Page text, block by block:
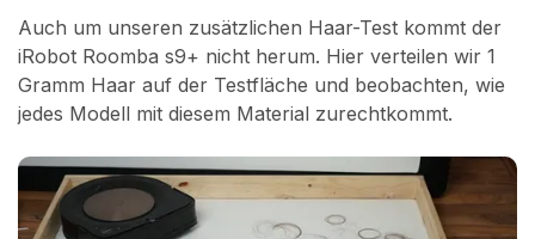
Auch um unseren zusätzlichen Haar-Test kommt der
iRobot Roomba s9+ nicht herum. Hier verteilen wir 1
Gramm Haar auf der Testfläche und beobachten, wie
jedes Modell mit diesem Material zurechtkommt.